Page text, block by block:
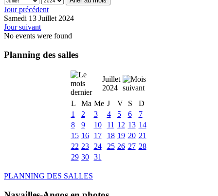
Jour précédent
Samedi 13 Juillet 2024
Jour suivant
No events were found
Planning des salles
Juillet
2024
L
Ma Me J V S
D
1
2 3 4 5 6
7
8
9 10 11 12 13 14
15 16 17 18 19 20 21
22 23 24 25 26 27 28
29 30 31
PLANNING DES SALLES